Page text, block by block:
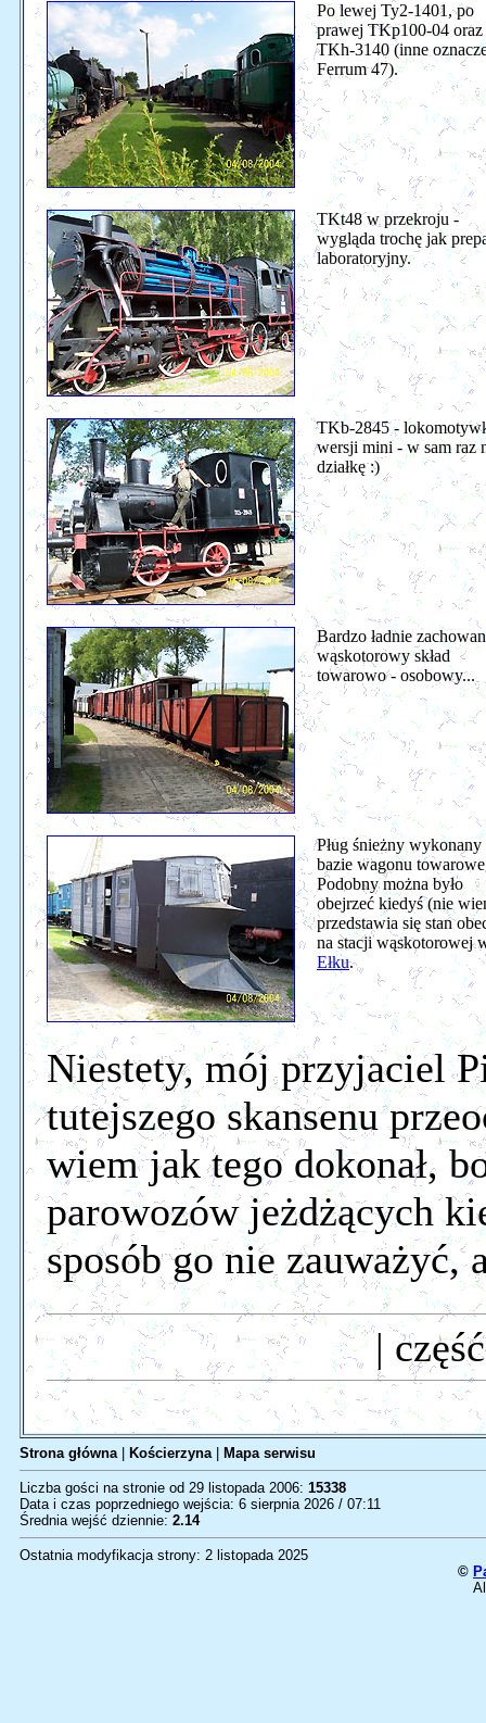
Po lewej Ty2-1401, po
prawej TKp100-04 oraz
TKh-3140 (inne
Ferrum 47).
TKt48 w przekroju -
wygląda trochę jak
laboratoryjny.
TKb-2845 -
wersji mini - w sam raz
działkę :)
Bardzo ładnie
wąskotorowy skład
towarowo - osobowy...
Pług śnieżny wykonany
bazie wagonu
Podobny można było
obejrzeć kiedyś (nie
przedstawia się stan
na stacji wąskotorowej
Ełku.
Niestety, mój przyjaciel
tutejszego skansenu
wiem jak tego dokonał,
parowozów jeżdżących
sposób go nie zauważyć,
|
Strona główna| Kościerzyna| Mapa serwisu
Liczba gości na stronie od 29 listopada 2006: 15338
Data i czas poprzedniego wejścia: 6 sierpnia 2026 / 07:11
Średnia wejść dziennie: 2.14
Ostatnia modyfikacja strony: 2 listopada 2025
©